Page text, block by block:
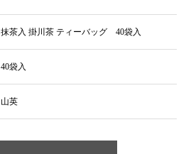
抹茶入 掛川茶 ティーバッグ 40袋入
40袋入
山英